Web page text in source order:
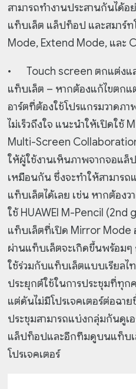
สามารถทำงานประสานกันได้อ
แท็บเล็ต แล็ปท็อป และสมาร์
Mode, Extend Mode, และ
•
Touch screen ตกแต่งแ
แท็บเล็ต – หากต้องแก้ไขตกแ
อาร์ตที่ต้องใช้โปรแกรมวาดภ
ไม่เร็วถึงใจ แนะนำให้เปิดใช้
Multi-Screen
ให้ผู้ใช้งานเห็นภาพจากจอแ
เหมือนกัน ซึ่งจะทำให้สามาร
แท็บเล็ตได้เลย เช่น หากต้อง
ใช้ HUAWEI M-Pencil (2nd
แท็บเล็ตที่เปิด Mirror Mode
ผ่านแท็บเล็ตจะเกิดขึ้นพร้อม
ใช้ร่วมกับแท็บเล็ตแบบเรียลไ
ประยุกต์ใช้ในการประชุมที่ทุก
แต่ดันไม่มีโปรเจคเตอร์ต่อฉา
ประชุมสามารถแบ่งกลุ่มกันดูเ
แล็ปท็อปและอีกทีมดูบนแท็บเ
โปรเจคเตอร์